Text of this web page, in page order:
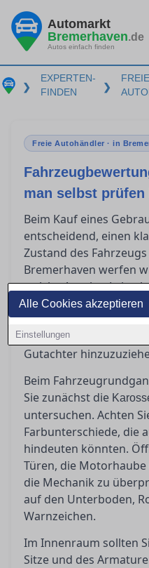
Alle Cookies akzeptieren
Einstellungen
Automarkt
Bremerhaven.de
Autos einfach finden
❯
EXPERTEN-
FINDEN
❯
Freie Autohändler · in
man selbst prüfen
Beim Kauf eines
entscheidend, einen
Zustand des
Bremerhaven werfen
welche Aspekte Laien
während der
einschätzen können.
wann es ratsam ist,
Gutachter
Beim
Sie zunächst die
untersuchen. Achten
Farbunterschiede, die
hindeuten könnten.
Türen, die
die Mechanik zu
auf den Unterboden,
Warnzeichen.
Im Innenraum sollten
Sitze und des